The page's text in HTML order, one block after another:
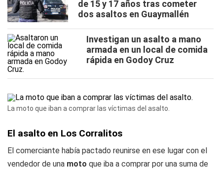
de 15 y 17 años tras cometer
dos asaltos en Guaymallén
Investigan un asalto a mano
armada en un local de comida
rápida en Godoy Cruz
La moto que iban a comprar las víctimas del asalto.
El asalto en Los Corralitos
El comerciante había pactado reunirse en ese lugar con el
vendedor de una moto que iba a comprar por una suma de